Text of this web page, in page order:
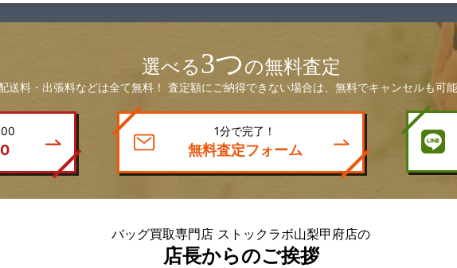
選べる3つの無料査定
送料・出張料などは全て無料！ 査定額にご納得できない場合は、無料でキャンセルも可
1分で完了！
無料査定フォーム
バッグ買取専門店 ストックラボ山梨甲府店の
店長からのご挨拶